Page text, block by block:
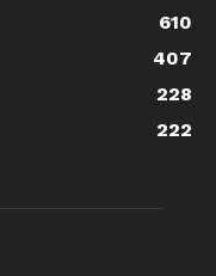
610
407
228
222